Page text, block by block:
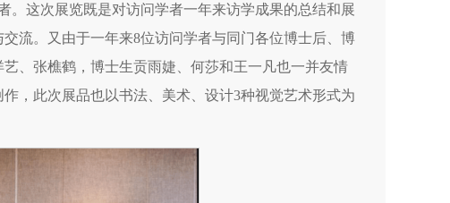
。这次展览既是对访问学者一年来访学成果的总结和展
流。又由于一年来8位访问学者与同门各位博士后、博
、张樵鹤，博士生贡雨婕、何莎和王一凡也一并友情
，此次展品也以书法、美术、设计3种视觉艺术形式为